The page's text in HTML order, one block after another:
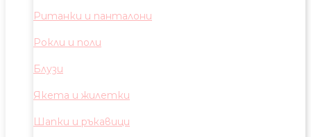
Ританки и панталони
Рокли и поли
Блузи
Якета и жилетки
Шапки и ръкавици